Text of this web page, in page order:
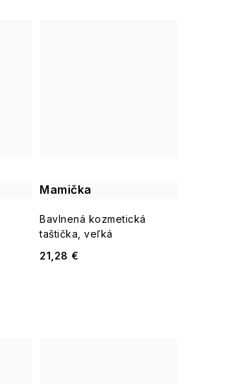
Mamička
Bavlnená kozmetická
taštička, veľká
21,28 €